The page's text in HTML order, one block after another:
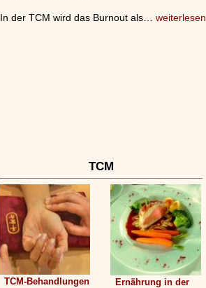
In der TCM wird das Burnout als… weiterlesen
TCM
TCM-Behandlungen
Ernährung in der